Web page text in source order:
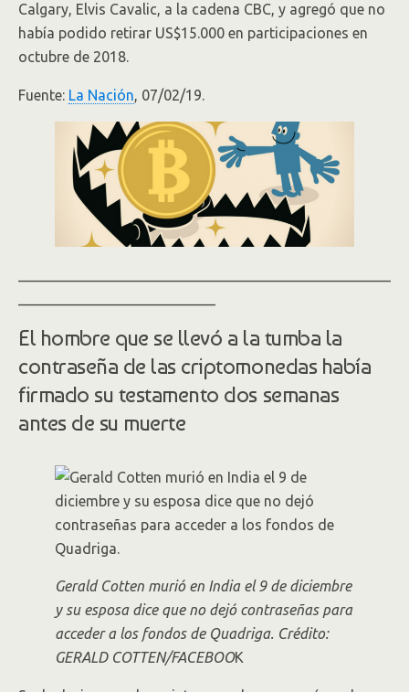
Calgary, Elvis Cavalic, a la cadena CBC, y agregó que no
había podido retirar US$15.000 en participaciones en
octubre de 2018.
Fuente: La Nación, 07/02/19.
El hombre que se llevó a la tumba la
contraseña de las criptomonedas había
firmado su testamento dos semanas
antes de su muerte
Gerald Cotten murió en India el 9 de diciembre
y su esposa dice que no dejó contraseñas para
acceder a los fondos de Quadriga. Crédito:
GERALD COTTEN/FACEBOOK